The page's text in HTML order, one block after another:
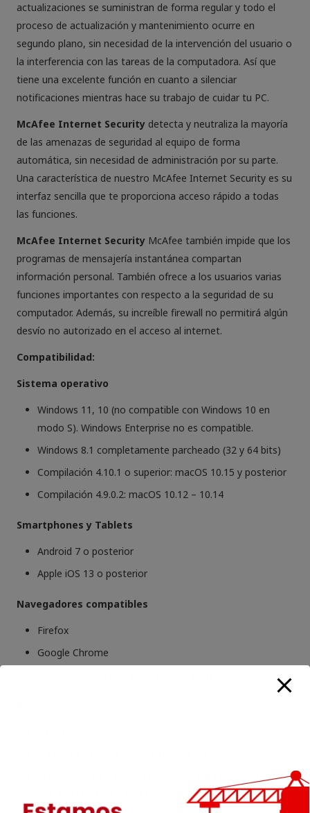
actualizaciones se suministran de forma regular y todo el
proceso de actualización y mantenimiento ocurre en
segundo plano, sin necesidad de la intervención del usuario o
la interferencia con las tareas de la computadora. Así que
tiene una excelente función en cuanto a silenciar
notificaciones mientras hace su trabajo de cuidar tu PC.
McAfee Internet Security detecta y neutraliza la mayoría
de las amenazas de seguridad al equipo de forma
automática, sin necesidad de administración por su parte.
Una característica de nuestro McAfee Internet Security es su
interfaz sencilla que te proporciona acceso rápido a todas
las funciones.
McAfee Internet Security McAfee también impide que los
programas de mensajería instantánea compartan
información personal. También ofrece a los usuarios varias
funciones importantes con respecto a la seguridad de su
computador. Además, su increíble firewall no permitirá algún
desvío no autorizado en el acceso al internet.
Compatibilidad:
Sistema operativo
Windows 11, 10 (no compatible con Windows 10 en
modo S). Windows Enterprise no es compatible.
Windows 8.1 completamente parcheado (32 y 64 bits)
Compilación 4.10.1 o superior: macOS 10.15 y posterior
Compilación 4.9.0.2: macOS 10.12 – 10.14
Smartphones y Tablets
Android 7 o posterior
Apple iOS 13 o posterior
Navegadores compatibles
Firefox
Google Chrome
Procesador de 1 GHz. Arquitectura para Windows: x64,
x86. Arquitectura para Mac: x64, x86, ARM64 (requiere